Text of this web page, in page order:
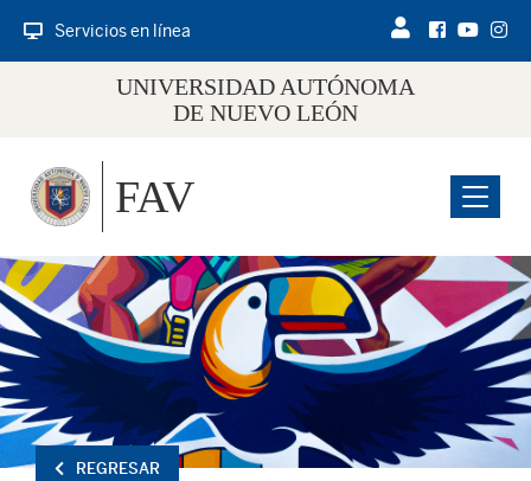
Servicios en línea
UNIVERSIDAD AUTÓNOMA
DE NUEVO LEÓN
Menu
FAV
REGRESAR